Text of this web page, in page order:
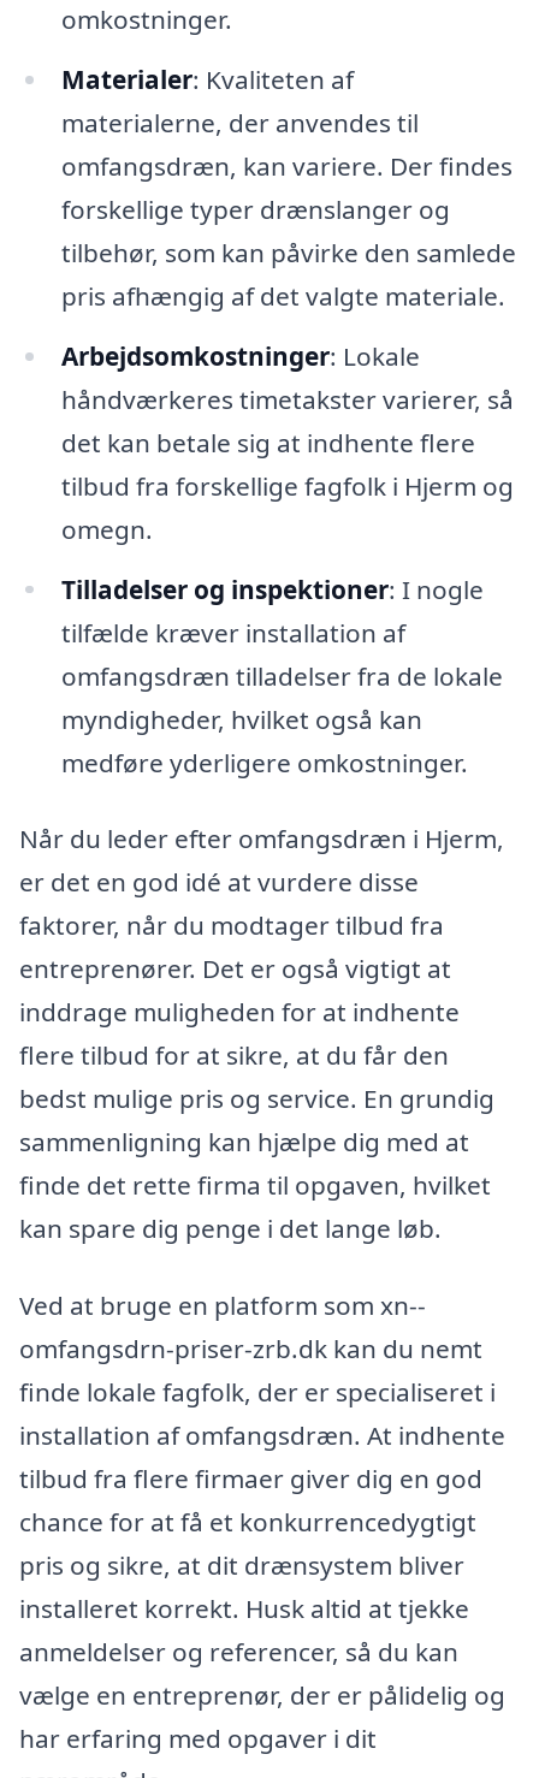
omkostninger.
Materialer: Kvaliteten af
materialerne, der anvendes til
omfangsdræn, kan variere. Der findes
forskellige typer drænslanger og
tilbehør, som kan påvirke den samlede
pris afhængig af det valgte materiale.
Arbejdsomkostninger: Lokale
håndværkeres timetakster varierer, så
det kan betale sig at indhente flere
tilbud fra forskellige fagfolk i Hjerm og
omegn.
Tilladelser og inspektioner: I nogle
tilfælde kræver installation af
omfangsdræn tilladelser fra de lokale
myndigheder, hvilket også kan
medføre yderligere omkostninger.
Når du leder efter omfangsdræn i Hjerm,
er det en god idé at vurdere disse
faktorer, når du modtager tilbud fra
entreprenører. Det er også vigtigt at
inddrage muligheden for at indhente
flere tilbud for at sikre, at du får den
bedst mulige pris og service. En grundig
sammenligning kan hjælpe dig med at
finde det rette firma til opgaven, hvilket
kan spare dig penge i det lange løb.
Ved at bruge en platform som xn--
omfangsdrn-priser-zrb.dk kan du nemt
finde lokale fagfolk, der er specialiseret i
installation af omfangsdræn. At indhente
tilbud fra flere firmaer giver dig en god
chance for at få et konkurrencedygtigt
pris og sikre, at dit drænsystem bliver
installeret korrekt. Husk altid at tjekke
anmeldelser og referencer, så du kan
vælge en entreprenør, der er pålidelig og
har erfaring med opgaver i dit